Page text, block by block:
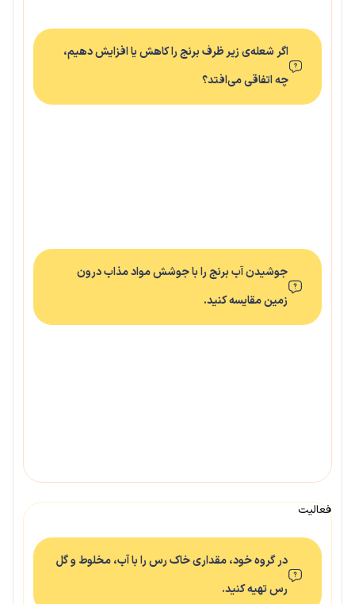
اگر شعله‌ی زیر ظرف برنج را کاهش یا افزایش دهیم،
چه اتفاقی می‌افتد؟
جوشیدن آب برنج را با جوشش مواد مذاب درون
زمین مقایسه کنید.
فعالیت
در گروه خود، مقداری خاک رس را با آب، مخلوط و گل
رس تهیه کنید.